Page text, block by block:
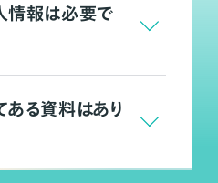
情報は必要で
ある資料はあり